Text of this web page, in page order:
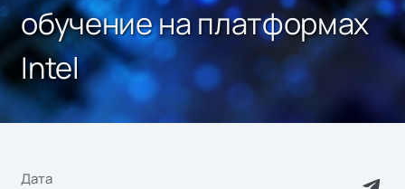
обучение на платформах
Intel
Дата